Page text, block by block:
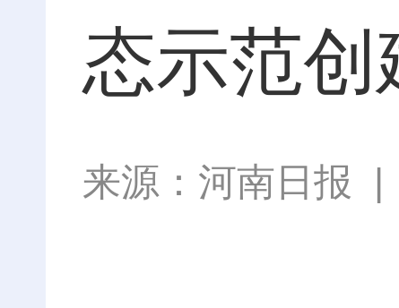
态示范
来源： 河南日报 |